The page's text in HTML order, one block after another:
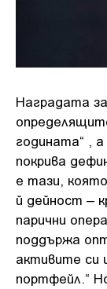
Наградата
годината“ ,
покрива
е тази,
й дейност –
парични
поддържа
активите си
портфейл.“